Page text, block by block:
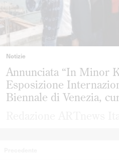
Notizie
Annunciata “In Minor
Esposizione
Biennale di Venezia,